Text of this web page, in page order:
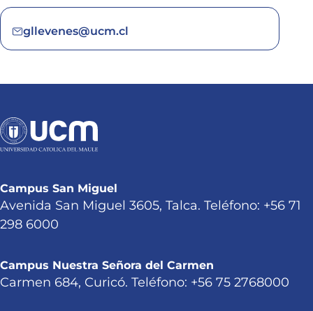
gllevenes@ucm.cl
Campus San Miguel
Avenida San Miguel 3605, Talca. Teléfono: +56 71
298 6000
Campus Nuestra Señora del Carmen
Carmen 684, Curicó. Teléfono: +56 75 2768000